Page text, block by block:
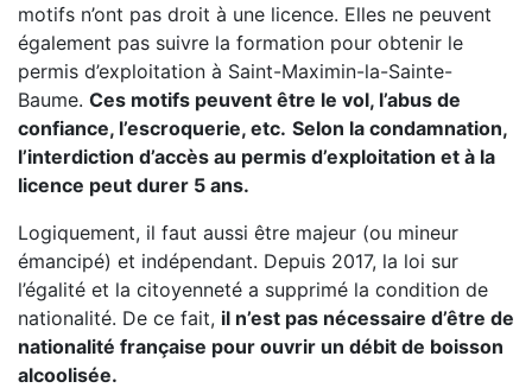
motifs n’ont pas droit à une licence. Elles ne peuvent
également pas suivre la formation pour obtenir le
permis d’exploitation à Saint-Maximin-la-Sainte-
Baume. Ces motifs peuvent être le vol, l’abus de
confiance, l’escroquerie, etc. Selon la condamnation,
l’interdiction d’accès au permis d’exploitation et à la
licence peut durer 5 ans.
Logiquement, il faut aussi être majeur (ou mineur
émancipé) et indépendant. Depuis 2017, la loi sur
l’égalité et la citoyenneté a supprimé la condition de
nationalité. De ce fait, il n’est pas nécessaire d’être de
nationalité française pour ouvrir un débit de boisson
alcoolisée.